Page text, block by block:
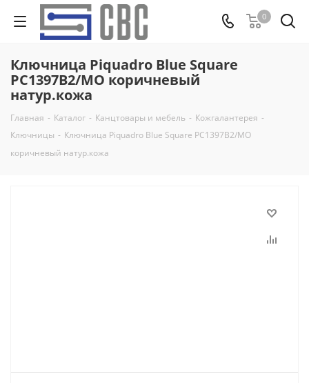
0
Ключница Piquadro Blue Square
PC1397B2/MO коричневый
натур.кожа
Главная - Каталог - Канцтовары и мебель - Кожгалантерея -
Ключницы - Ключница Piquadro Blue Square PC1397B2/MO
коричневый натур.кожа